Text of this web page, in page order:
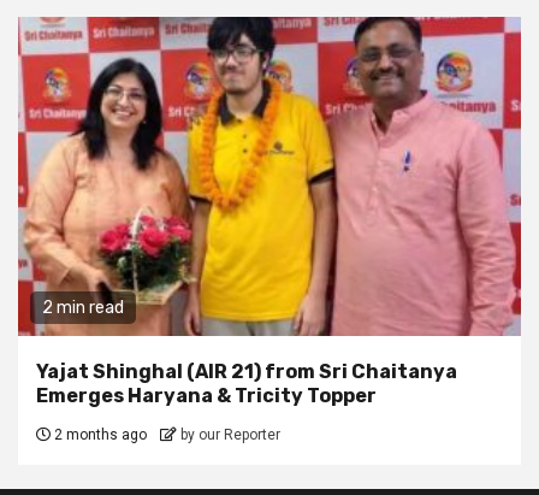
2 min read
Yajat Shinghal (AIR 21) from Sri Chaitanya
Emerges Haryana & Tricity Topper
2 months ago by our Reporter